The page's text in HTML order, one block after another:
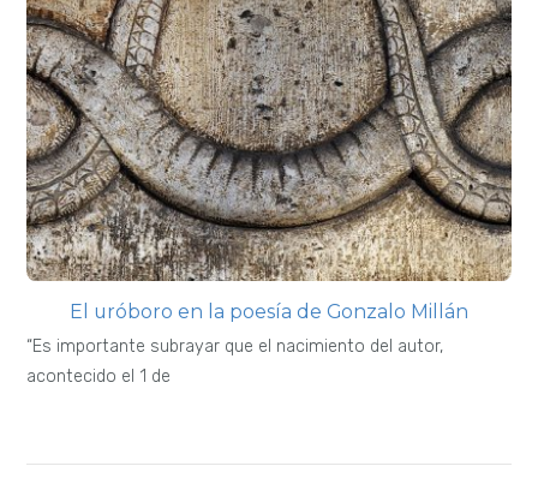
El uróboro en la poesía de Gonzalo Millán
“Es importante subrayar que el nacimiento del autor,
acontecido el 1 de